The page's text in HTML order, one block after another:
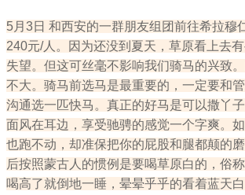
5月3日 和西安的一群朋友组团前往希拉穆
240元/人。因为还没到夏天，草原看上去
失望。但这可丝毫不影响我们骑马的兴致
不大。骑马前选马是最重要的，一定要和
沟通选一匹快马。真正的好马是可以撒丫
面风在耳边，享受驰骋的感觉一个字爽。
也跑不动，却准保把你的屁股和腿都颠的
后按照蒙古人的惯例是要喝草原白的，俗称
喝高了就倒地一睡，晕晕乎乎的看着蓝天